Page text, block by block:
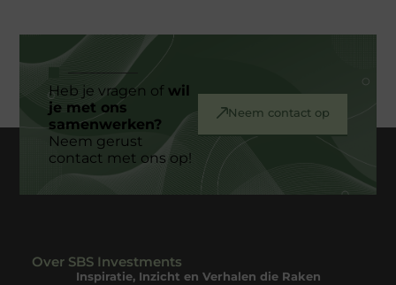
Heb je vragen ofwil
je met ons
samenwerken?
Neem gerust
contact met ons op!
Neem contact op
Over SBS Investments
Inspiratie, Inzicht en Verhalen die Raken